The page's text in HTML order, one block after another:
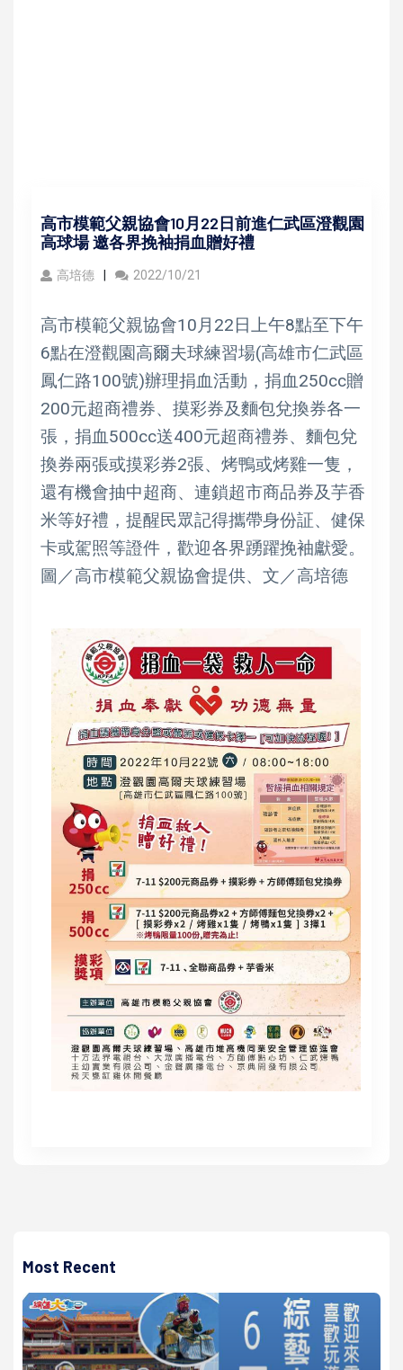
高市模範父親協會10月22日前進仁武區澄觀園
高球場 邀各界挽袖捐血贈好禮
高培德 2022/10/21
高市模範父親協會10月22日上午8點至下午
6點在澄觀園高爾夫球練習場(高雄市仁武區
鳳仁路100號)辦理捐血活動，捐血250cc贈
200元超商禮券、摸彩券及麵包兌換券各一
張，捐血500cc送400元超商禮券、麵包兌
換券兩張或摸彩券2張、烤鴨或烤雞一隻，
還有機會抽中超商、連鎖超市商品券及芋香
米等好禮，提醒民眾記得攜帶身份証、健保
卡或駕照等證件，歡迎各界踴躍挽袖獻愛。
圖／高市模範父親協會提供、文／高培德
Most Recent